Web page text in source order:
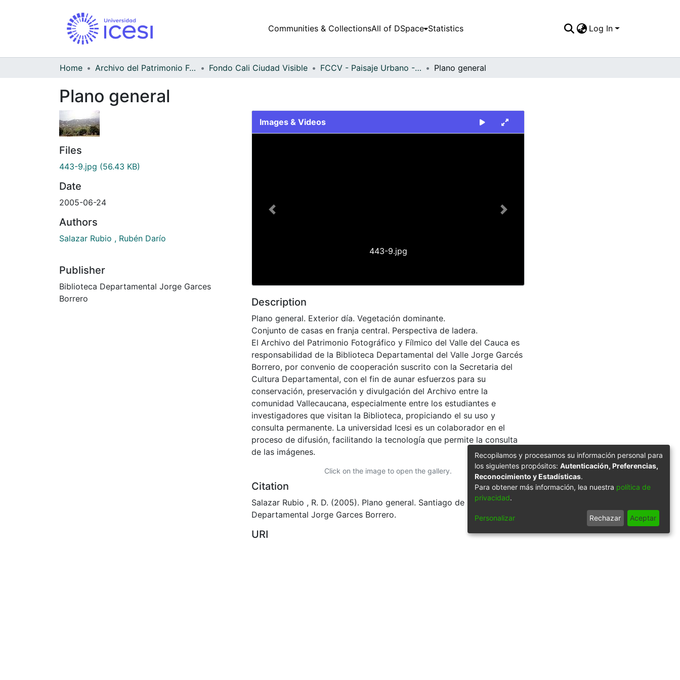
Communities & CollectionsAll of DSpace Statistics Log In
Home Archivo del Patrimonio Fotográfico y Fílmico del Valle del Cauca Fondo Cali Ciudad Visible FCCV - Paisaje Urbano - Patrimonial Plano general
Plano general
Files
443-9.jpg (56.43 KB)
Date
2005-06-24
Authors
Salazar Rubio , Rubén Darío
Publisher
Biblioteca Departamental Jorge Garces
Borrero
Images & Videos
443-9.jpg
Previous Next
Description
Plano general. Exterior día. Vegetación dominante.
Conjunto de casas en franja central. Perspectiva de ladera.
El Archivo del Patrimonio Fotográfico y Fílmico del Valle del Cauca es
responsabilidad de la Biblioteca Departamental del Valle Jorge Garcés
Borrero, por convenio de cooperación suscrito con la Secretaria del
Cultura Departamental, con el fin de aunar esfuerzos para su
conservación, preservación y divulgación del Archivo entre la
comunidad Vallecaucana, especialmente entre los estudiantes e
investigadores que visitan la Biblioteca, propiciando el su uso y
consulta permanente. La universidad Icesi es un colaborador en el
proceso de difusión, facilitando la tecnología que permite la consulta
de las imágenes.
Click on the image to open the gallery.
Citation
Salazar Rubio , R. D. (2005). Plano general. Santiago de Cali: Biblioteca
Departamental Jorge Garces Borrero.
URI
Recopilamos y procesamos su información personal para
los siguientes propósitos: Autenticación, Preferencias,
Reconocimiento y Estadísticas.
Para obtener más información, lea nuestra política de
privacidad.
Personalizar Rechazar Aceptar